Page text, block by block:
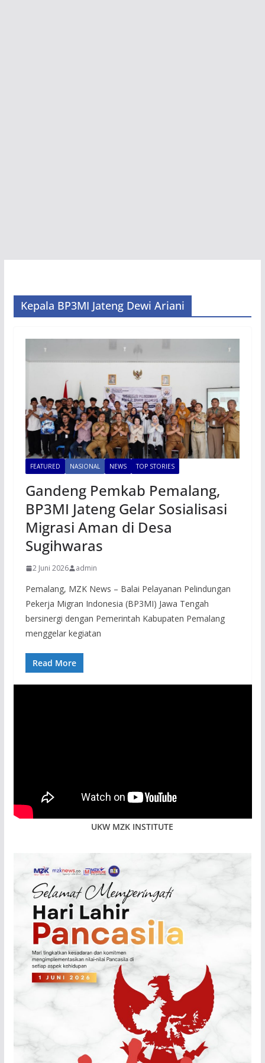
Kepala BP3MI Jateng Dewi Ariani
FEATURED NASIONAL NEWS TOP STORIES
Gandeng Pemkab Pemalang,
BP3MI Jateng Gelar Sosialisasi
Migrasi Aman di Desa
Sugihwaras
2 Juni 2026 admin
Pemalang, MZK News – Balai Pelayanan Pelindungan
Pekerja Migran Indonesia (BP3MI) Jawa Tengah
bersinergi dengan Pemerintah Kabupaten Pemalang
menggelar kegiatan
Read More
UKW MZK INSTITUTE